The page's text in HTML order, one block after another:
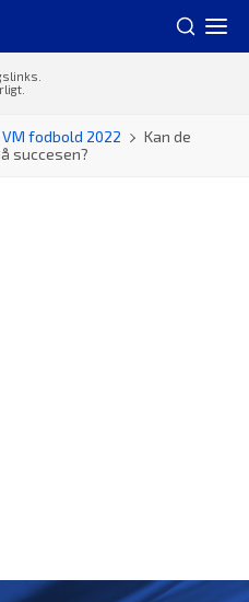
VM fodbold 2022
Kan de
succesen?